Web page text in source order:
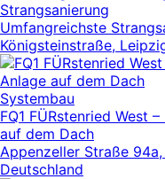
Strangsanierung
Umfangreichste
Königsteinstraße,
Systembau
FQ1 FÜRstenried West
auf dem Dach
Appenzeller Straße
Deutschland